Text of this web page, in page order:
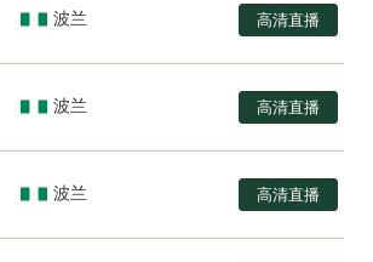
波兰 高清直播
波兰 高清直播
波兰 高清直播